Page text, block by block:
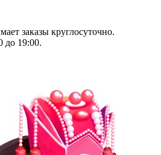
заказы круглосуточно.
до 19:00.